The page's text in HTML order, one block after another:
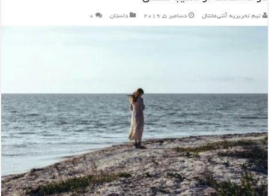
تیم تحریریه آنتی‌مانتال دسامبر 5, 2019 داستان ۰